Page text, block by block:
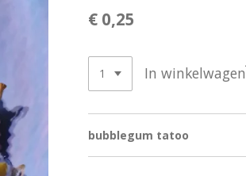
€ 0,25
In winkelwagen
bubblegum tatoo